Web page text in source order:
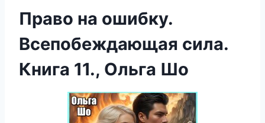
Право на ошибку.
Всепобеждающая сила.
Книга 11., Ольга Шо